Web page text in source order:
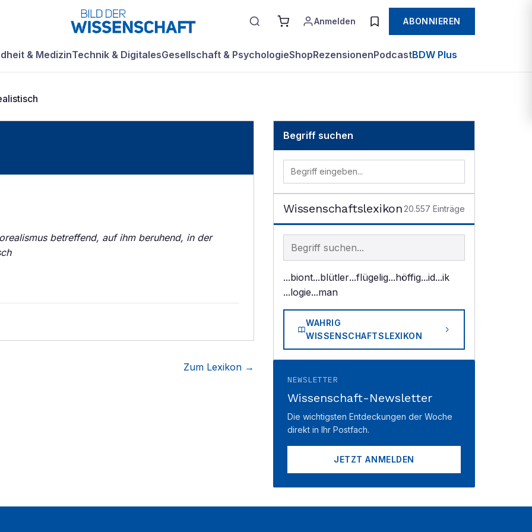
Anmelden ABONNIEREN
& MedizinTechnik & DigitalesGesellschaft & PsychologieShopRezensionenPodcastBDW Plus
betreffend, auf ihm beruhend, in der
Zum Lexikon →
Begriff suchen
Wissenschaftslexikon 20.557 Einträge
Begriff im Lexikon suchen
...biont...blütler...flügelig...höffig...id...ik
...logie...man
WAHRIG
WISSENSCHAFTSLEXIKON
NEWSLETTER
Wissenschaft-Newsletter
Die wichtigsten Entdeckungen der Woche
direkt in Ihr Postfach.
JETZT ANMELDEN